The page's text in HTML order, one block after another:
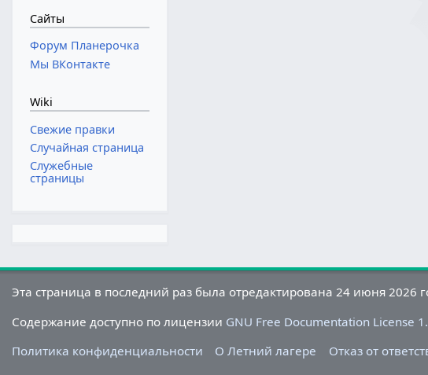
Сайты
Форум Планерочка
Мы ВКонтакте
Wiki
Свежие правки
Случайная страница
Служебные
страницы
Эта страница в последний раз была отредактирована 24 июня 2026
Содержание доступно по лицензии GNU Free Documentation License
Политика конфиденциальности
О Летний лагере Отказ от